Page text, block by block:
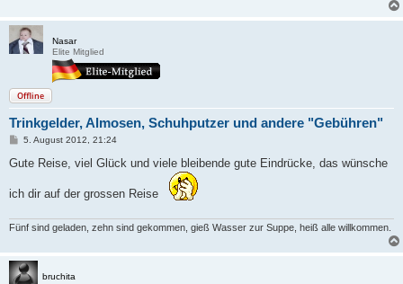
Nasar
Elite Mitglied
Offline
Trinkgelder, Almosen, Schuhputzer und andere "Gebühren"
B
i
a
5. August 2012, 21:24
Gute Reise, viel Glück und viele bleibende gute Eindrücke, das wünsche
ich dir auf der grossen Reise
Fünf sind geladen, zehn sind gekommen, gieß Wasser zur Suppe, heiß alle willkommen.
bruchita